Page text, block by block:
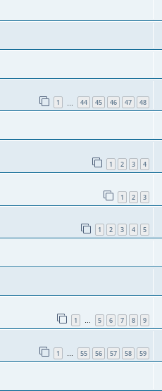
1 44 45 46 47 48
1 2 3 4
1 2 3
1 2 3 4 5
1 … 5 6 7 8 9
1 55 56 57 58 59